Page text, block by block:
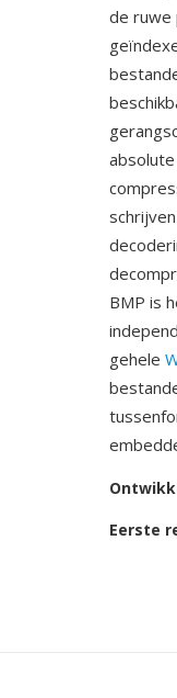
de ruwe
BMP is
gehele
Eerste